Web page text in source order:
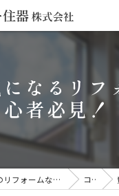
なるリフ
心者必見！
東京都八王子市のリフォームならコスモトーヨー住器株式会社 コラム